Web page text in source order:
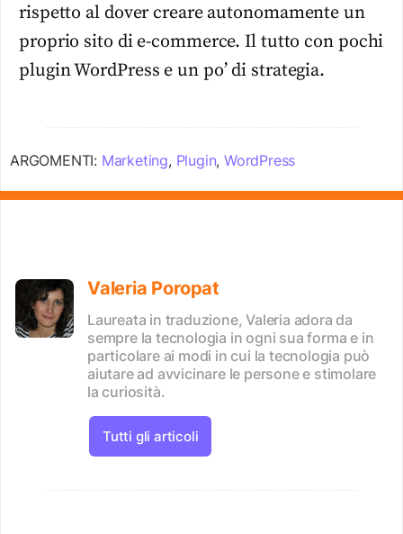
rispetto al dover creare autonomamente un
proprio sito di e-commerce. Il tutto con pochi
plugin WordPress e un po’ di strategia.
ARGOMENTI: Marketing, Plugin,WordPress
Valeria Poropat
Laureata in traduzione, Valeria adora da
sempre la tecnologia in ogni sua forma e in
particolare ai modi in cui la tecnologia può
aiutare ad avvicinare le persone e stimolare
la curiosità.
Tutti gli articoli